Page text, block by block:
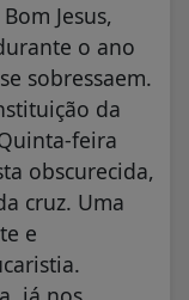
Jesus,
o ano
sobressaem.
da
feira
obscurecida,
cruz. Uma
e